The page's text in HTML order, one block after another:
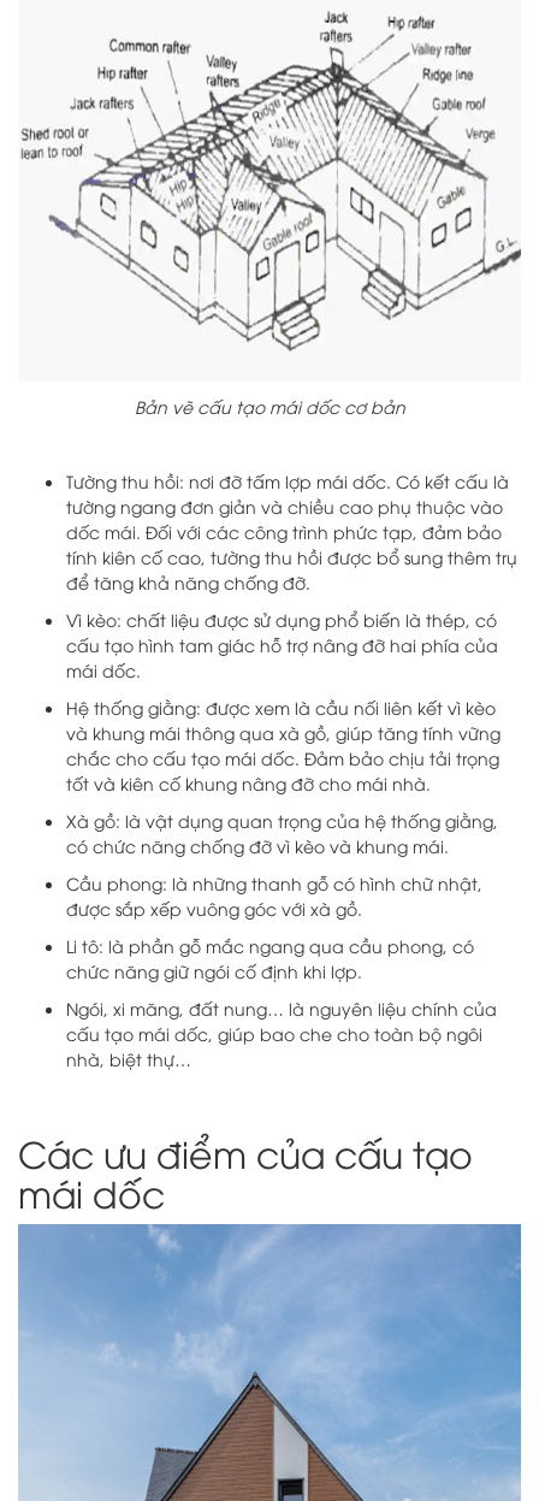
Bản vẽ cấu tạo mái dốc cơ bản
Tường thu hồi: nơi đỡ tấm lợp mái dốc. Có kết cấu là
tường ngang đơn giản và chiều cao phụ thuộc vào
dốc mái. Đối với các công trình phức tạp, đảm bảo
tính kiên cố cao, tường thu hồi được bổ sung thêm trụ
để tăng khả năng chống đỡ.
Vì kèo: chất liệu được sử dụng phổ biến là thép, có
cấu tạo hình tam giác hỗ trợ nâng đỡ hai phía của
mái dốc.
Hệ thống giằng: được xem là cầu nối liên kết vì kèo
và khung mái thông qua xà gồ, giúp tăng tính vững
chắc cho cấu tạo mái dốc. Đảm bảo chịu tải trọng
tốt và kiên cố khung nâng đỡ cho mái nhà.
Xà gồ: là vật dụng quan trọng của hệ thống giằng,
có chức năng chống đỡ vì kèo và khung mái.
Cầu phong: là những thanh gỗ có hình chữ nhật,
được sắp xếp vuông góc với xà gồ.
Li tô: là phần gỗ mắc ngang qua cầu phong, có
chức năng giữ ngói cố định khi lợp.
Ngói, xi măng, đất nung… là nguyên liệu chính của
cấu tạo mái dốc, giúp bao che cho toàn bộ ngôi
nhà, biệt thự…
Các ưu điểm của cấu tạo
mái dốc